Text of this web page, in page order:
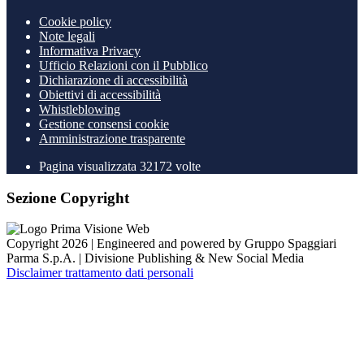
Cookie policy
Note legali
Informativa Privacy
Ufficio Relazioni con il Pubblico
Dichiarazione di accessibilità
Obiettivi di accessibilità
Whistleblowing
Gestione consensi cookie
Amministrazione trasparente
Pagina visualizzata 32172 volte
Sezione Copyright
Copyright 2026 | Engineered and powered by Gruppo Spaggiari
Parma S.p.A. | Divisione Publishing & New Social Media
Disclaimer trattamento dati personali